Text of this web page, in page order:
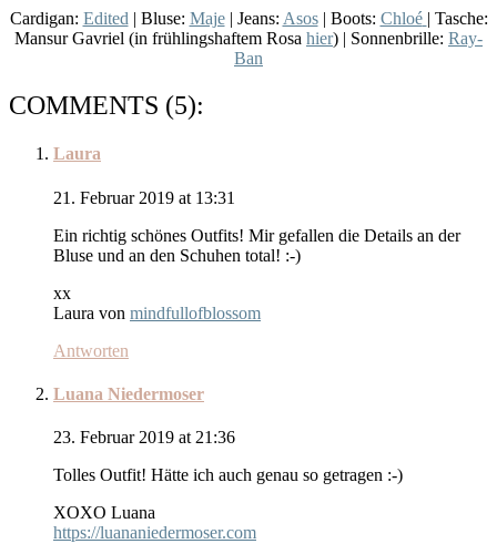
Cardigan: Edited | Bluse: Maje| Jeans: Asos| Boots: Chloé | Tasche:
Mansur Gavriel (in frühlingshaftem Rosa hier) | Sonnenbrille: Ray-
Ban
COMMENTS (5):
Laura
21. Februar 2019 at 13:31
Ein richtig schönes Outfits! Mir gefallen die Details an der
Bluse und an den Schuhen total! :-)
xx
Laura von mindfullofblossom
Antworten
Luana Niedermoser
23. Februar 2019 at 21:36
Tolles Outfit! Hätte ich auch genau so getragen :-)
XOXO Luana
https://luananiedermoser.com